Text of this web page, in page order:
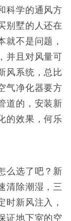
科学的通风方
别墅的人还在
就不是问题，
并且对风量可
风系统，总比
气净化器要方
道的，安装新
的效果，何乐
选了吧？新
清除潮湿，三
时新风注入，
证地下室的空